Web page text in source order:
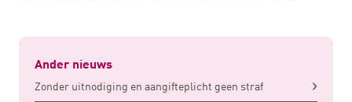
Ander nieuws
Zonder uitnodiging en aangifteplicht geen straf